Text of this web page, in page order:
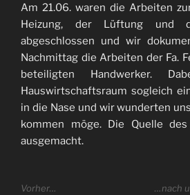
Am 21.06. waren die Arbeiten
Heizung, der Lüftung und
abgeschlossen und wir
Nachmittag die Arbeiten der Fa.
beteiligten Handwerker.
Hauswirtschaftsraum sogleich
in die Nase und wir wunderten
kommen möge. Die Quelle
ausgemacht.
Vorher… …nach